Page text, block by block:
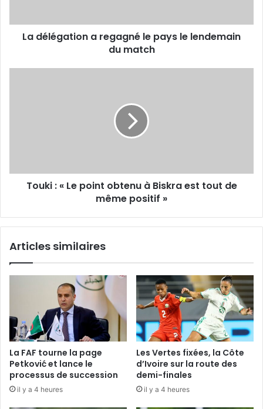
du
matchLa délégation a regagné le pays le lendemain
du match
de
mêmeTouki : « Le point obtenu à Biskra est tout de
même positif »
Articles similaires
La FAF tourne la page
Petković et lance le
processus de succession
il y a 4 heures
Les Vertes fixées, la Côte
d’Ivoire sur la route des
demi-finales
il y a 4 heures